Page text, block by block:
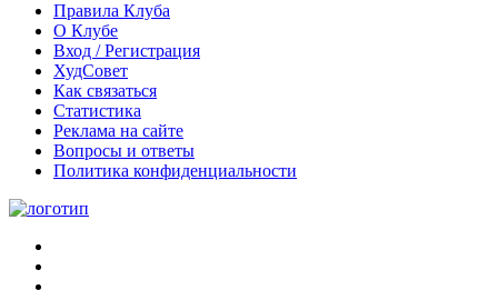
Правила Клуба
О Клубе
Вход / Регистрация
ХудСовет
Как связаться
Статистика
Реклама на сайте
Вопросы и ответы
Политика конфиденциальности